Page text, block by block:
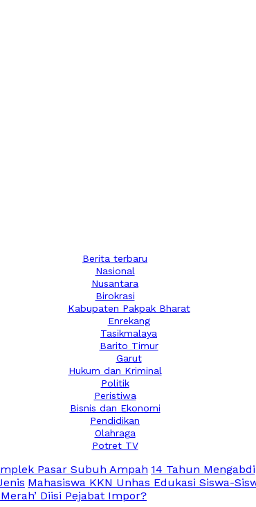
Berita terbaru
Nasional
Nusantara
Birokrasi
Kabupaten Pakpak Bharat
Enrekang
Tasikmalaya
Barito Timur
Garut
Hukum dan Kriminal
Politik
Peristiwa
Bisnis dan Ekonomi
Pendidikan
Olahraga
Potret TV
Pasar Subuh Ampah 14 Tahun
Mahasiswa KKN Unhas Edukasi Siswa-
Diisi Pejabat Impor?